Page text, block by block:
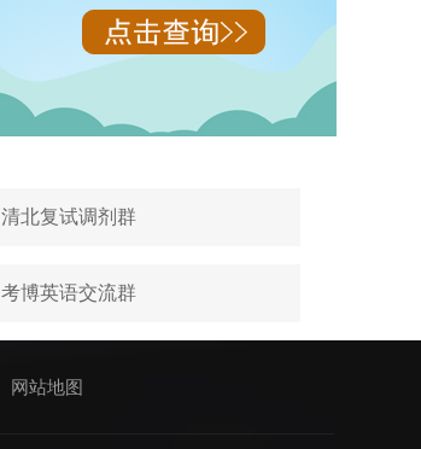
清北复试调剂群
考博英语交流群
网站地图